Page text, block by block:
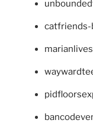
catfriends-